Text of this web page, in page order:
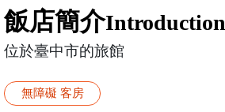
飯店簡介Introduction
位於臺中市的旅館
無障礙 客房